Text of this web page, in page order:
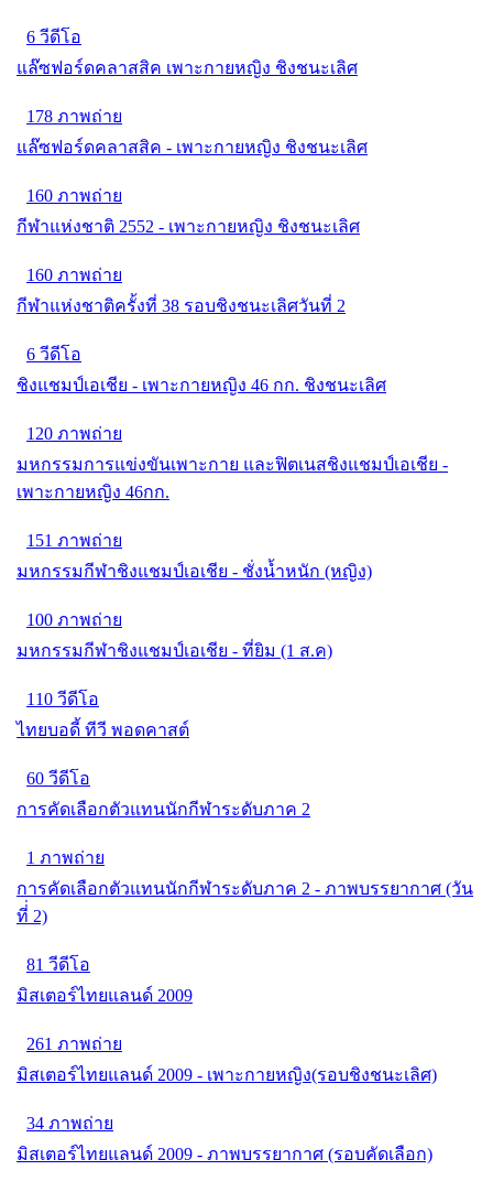
6 วีดีโอ
แล๊ซฟอร์ดคลาสสิค เพาะกายหญิง ชิงชนะเลิศ
178 ภาพถ่าย
แล๊ซฟอร์ดคลาสสิค - เพาะกายหญิง ชิงชนะเลิศ
160 ภาพถ่าย
กีฬาแห่งชาติ 2552 - เพาะกายหญิง ชิงชนะเลิศ
160 ภาพถ่าย
กีฬาแห่งชาติครั้งที่ 38 รอบชิงชนะเลิศวันที่ 2
6 วีดีโอ
ชิงแชมป์เอเชีย - เพาะกายหญิง 46 กก. ชิงชนะเลิศ
120 ภาพถ่าย
มหกรรมการแข่งขันเพาะกาย และฟิตเนสชิงแชมป์เอเชีย -
เพาะกายหญิง 46กก.
151 ภาพถ่าย
มหกรรมกีฬาชิงแชมป์เอเชีย - ชั่งนํ้าหนัก (หญิง)
100 ภาพถ่าย
มหกรรมกีฬาชิงแชมป์เอเชีย - ที่ยิม (1 ส.ค)
110 วีดีโอ
ไทยบอดี้ ทีวี พอดคาสต์
60 วีดีโอ
การคัดเลือกตัวแทนนักกีฬาระดับภาค 2
1 ภาพถ่าย
การคัดเลือกตัวแทนนักกีฬาระดับภาค 2 - ภาพบรรยากาศ (วัน
ที่่ 2)
81 วีดีโอ
มิสเตอร์ไทยแลนด์ 2009
261 ภาพถ่าย
มิสเตอร์ไทยแลนด์ 2009 - เพาะกายหญิง(รอบชิงชนะเลิศ)
34 ภาพถ่าย
มิสเตอร์ไทยแลนด์ 2009 - ภาพบรรยากาศ (รอบคัดเลือก)